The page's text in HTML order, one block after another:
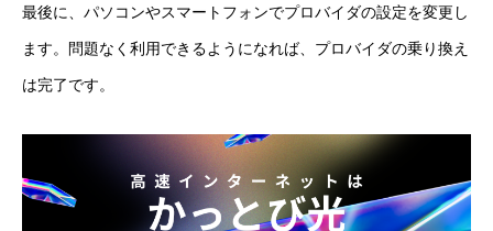
最後に、パソコンやスマートフォンでプロバイダの設定を変更し
ます。問題なく利用できるようになれば、プロバイダの乗り換え
は完了です。